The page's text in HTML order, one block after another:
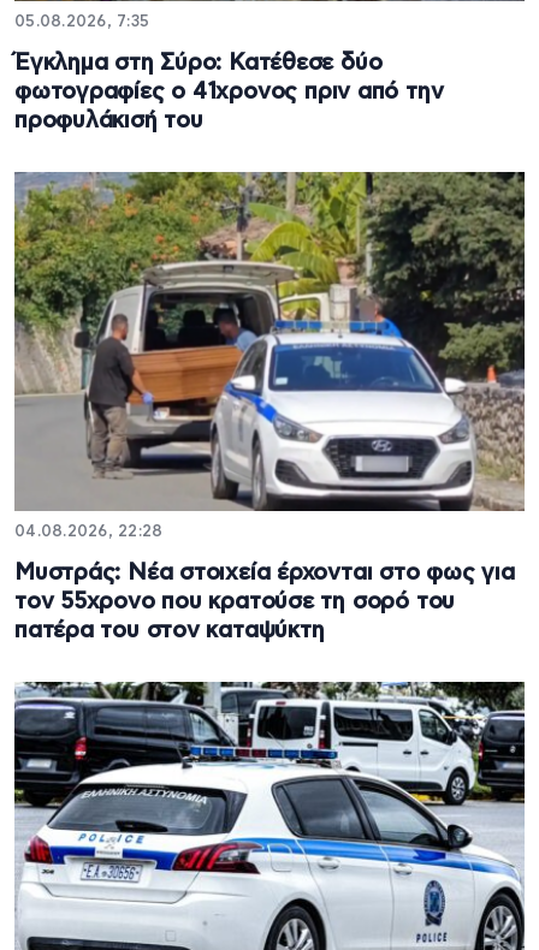
05.08.2026, 7:35
Έγκλημα στη Σύρο: Κατέθεσε δύο
φωτογραφίες ο 41χρονος πριν από την
προφυλάκισή του
04.08.2026, 22:28
Μυστράς: Νέα στοιχεία έρχονται στο φως για
τον 55χρονο που κρατούσε τη σορό του
πατέρα του στον καταψύκτη